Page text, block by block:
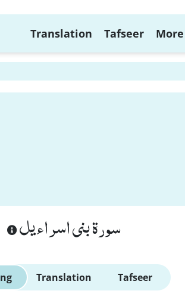
Translation Tafseer More
سورة بنى اسراءيل
Translation Tafseer